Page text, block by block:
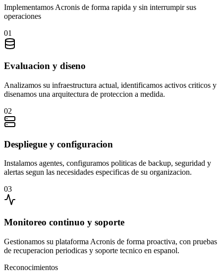
Implementamos Acronis de forma rapida y sin interrumpir sus
operaciones
01
Evaluacion y diseno
Analizamos su infraestructura actual, identificamos activos criticos y
disenamos una arquitectura de proteccion a medida.
02
Despliegue y configuracion
Instalamos agentes, configuramos politicas de backup, seguridad y
alertas segun las necesidades especificas de su organizacion.
03
Monitoreo continuo y soporte
Gestionamos su plataforma Acronis de forma proactiva, con pruebas
de recuperacion periodicas y soporte tecnico en espanol.
Reconocimientos